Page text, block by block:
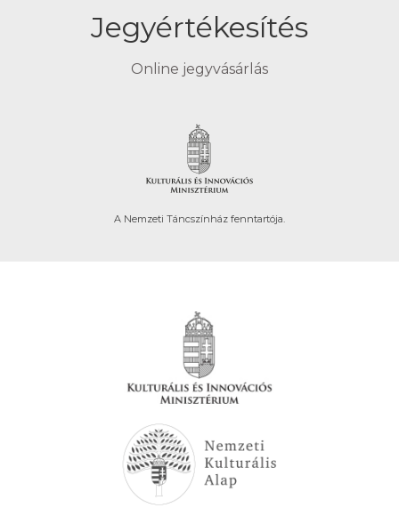
Jegyértékesítés
Online jegyvásárlás
A Nemzeti Táncszínház fenntartója.